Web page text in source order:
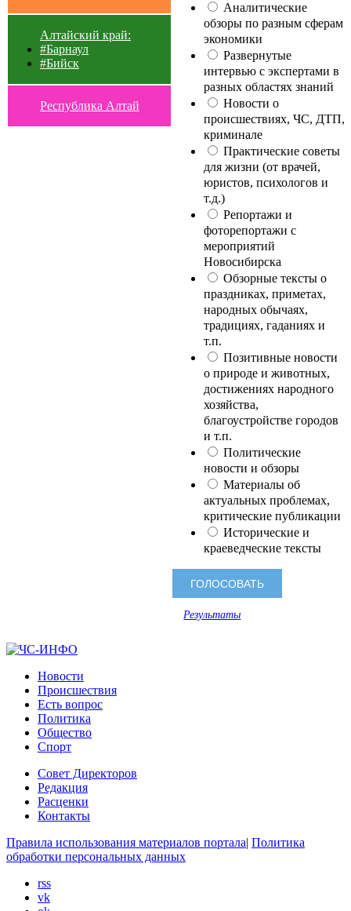
Алтайский край:
#Барнаул
#Бийск
Республика Алтай
Аналитические
обзоры по разным сферам
экономики
Развернутые
интервью с экспертами в
разных областях знаний
Новости о
происшествиях, ЧС, ДТП,
криминале
Практические советы
для жизни (от врачей,
юристов, психологов и
т.д.)
Репортажи и
фоторепортажи с
мероприятий
Новосибирска
Обзорные тексты о
праздниках, приметах,
народных обычаях,
традициях, гаданиях и
т.п.
Позитивные новости
о природе и животных,
достижениях народного
хозяйства,
благоустройстве городов
и т.п.
Политические
новости и обзоры
Материалы об
актуальных проблемах,
критические публикации
Исторические и
краеведческие тексты
Результаты
Новости
Происшествия
Есть вопрос
Политика
Общество
Спорт
Совет Директоров
Редакция
Расценки
Контакты
Правила использования материалов портала| Политика
обработки персональных данных
rss
vk